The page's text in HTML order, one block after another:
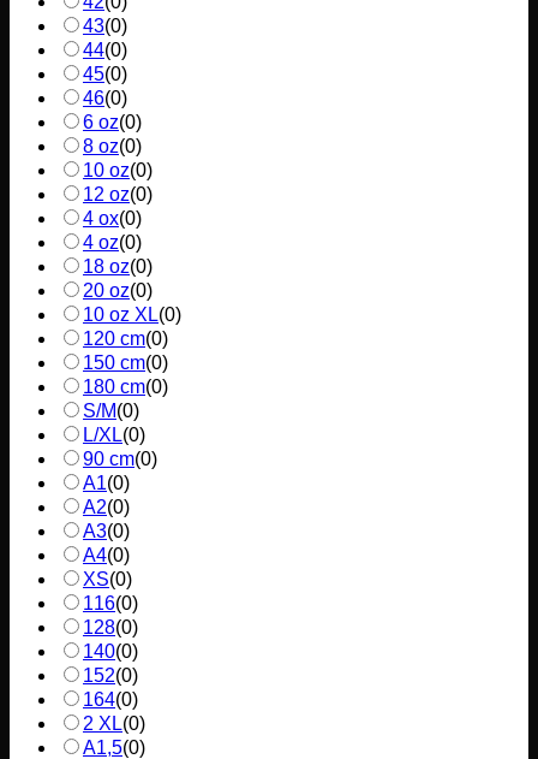
43(0)
44(0)
45(0)
46(0)
6 oz(0)
8 oz(0)
10 oz(0)
12 oz(0)
4 ox(0)
4 oz(0)
18 oz(0)
20 oz(0)
10 oz XL(0)
120 cm(0)
150 cm(0)
180 cm(0)
S/M(0)
L/XL(0)
90 cm(0)
A1(0)
A2(0)
A3(0)
A4(0)
XS(0)
116(0)
128(0)
140(0)
152(0)
164(0)
2 XL(0)
A1,5(0)